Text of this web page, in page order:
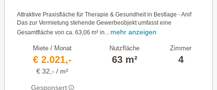
Attraktive Praxisfläche für Therapie & Gesundheit in Bestlage - Anif
Das zur Vermietung stehende Gewerbeobjekt umfasst eine
Gesamtfläche von ca. 63,06 m² in...
mehr anzeigen
Miete / Monat
€ 2.021,-
€ 32,- / m²
Gesponsert
Nutzfläche
63 m²
Zimmer
4